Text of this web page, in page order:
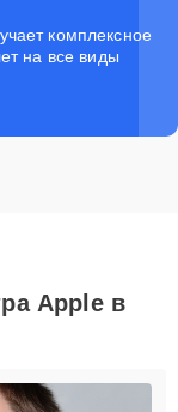
комплексное
на все виды
Apple в